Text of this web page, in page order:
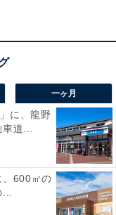
一ヶ月
に、龍野
道...
、600㎡の